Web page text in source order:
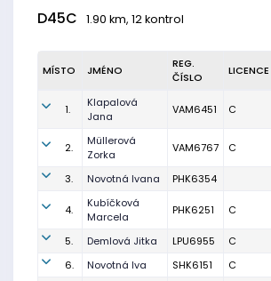
D45C 1.90 km, 12 kontrol
MÍSTO JMÉNO
REG.
ČÍSLO
LICENCE
1.
Klapalová
Jana
VAM6451 C
2.
Müllerová
Zorka
VAM6767 C
3. Novotná Ivana PHK6354
4.
Kubíčková
Marcela
PHK6251 C
5. Demlová Jitka LPU6955 C
6.
Novotná Iva SHK6151 C